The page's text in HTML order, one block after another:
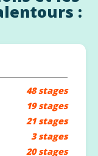
:
48 stages
19 stages
21 stages
3 stages
20 stages